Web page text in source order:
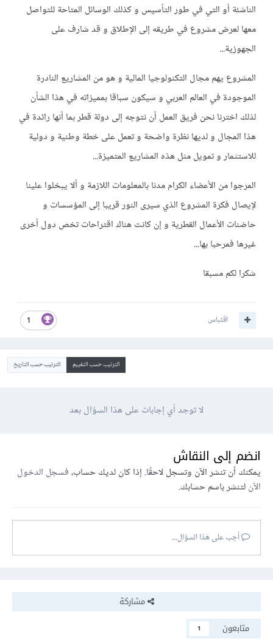
الناشئة أو التي في طور التأسيس و كذلك الوسائل المتاحة للتواصل
معها لعرض مشروع في طريقه إلى الإطلاق و قد شارف على
الجهوزية...
المشروع يهم مجال التكنولوجيا المالية و هو من المشاريع النادرة
الموجودة في العالم العربي و سيكون سباقا بمميزاته في هذا الشأن
لذلك اخترنا نحن فريق العمل أن نتوجه إلى دولة قطر بما أنها رائدة في
هذا المجال و لديها نظرة واضحة و تعمل على خطة وطنية و دولية
للاستثمار و تمويل مثل هذه المشاريع المتميزة...
المرجوا من الأعضاء الكرام مدنا بالمعلومات اللازمة و ألا يبخلوا علينا
لإيصال فكرة المشروع الذي سيرى النور قريبا إلى المؤسسات و
حاضنات الأعمال القطرية و إن كانت هناك اقتراحات تخص دول أخرى
غيرها فمرحبا بها...
شكرا لكم مسبقا
1 اقتباس
الترتيب حسب التقييم الترتيب حسب التاريخ
لا توجد أي إجابات على هذا السؤال بعد
انضم إلى النقاش
يمكنك أن تنشر الآن وتسجل لاحقًا. إذا كان لديك حساب،فسجل الدخول
الآنلتنشر باسم حسابك.
أجب على هذا السؤال...
مشاركة
متابعون
1